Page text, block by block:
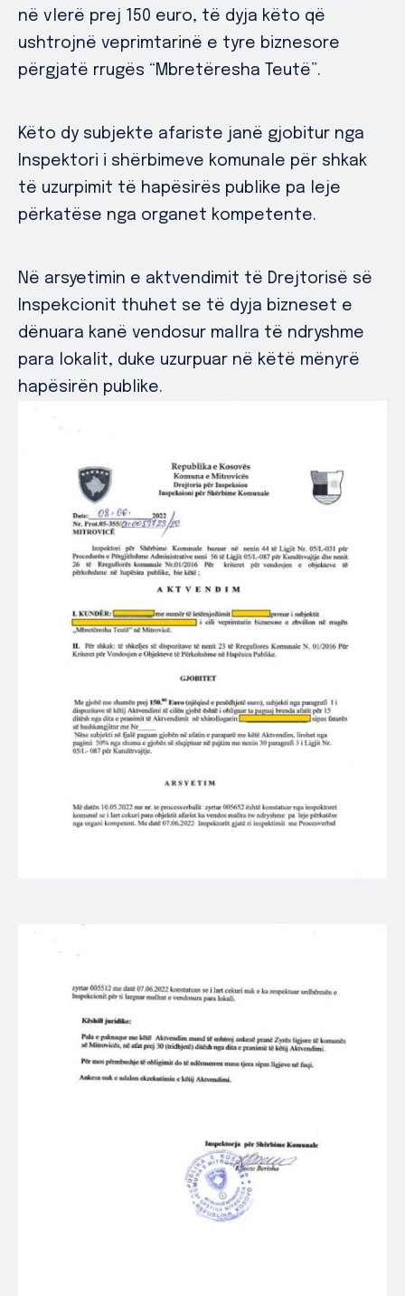
në vlerë prej 150 euro, të dyja këto që
ushtrojnë veprimtarinë e tyre biznesore
përgjatë rrugës “Mbretëresha Teutë”.
Këto dy subjekte afariste janë gjobitur nga
Inspektori i shërbimeve komunale për shkak
të uzurpimit të hapësirës publike pa leje
përkatëse nga organet kompetente.
Në arsyetimin e aktvendimit të Drejtorisë së
Inspekcionit thuhet se të dyja bizneset e
dënuara kanë vendosur mallra të ndryshme
para lokalit, duke uzurpuar në këtë mënyrë
hapësirën publike.